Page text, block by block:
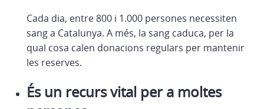
Cada dia, entre 800 i 1.000 persones necessiten
sang a Catalunya. A més, la sang caduca, per la
qual cosa calen donacions regulars per mantenir
les reserves.
És un recurs vital per a moltes